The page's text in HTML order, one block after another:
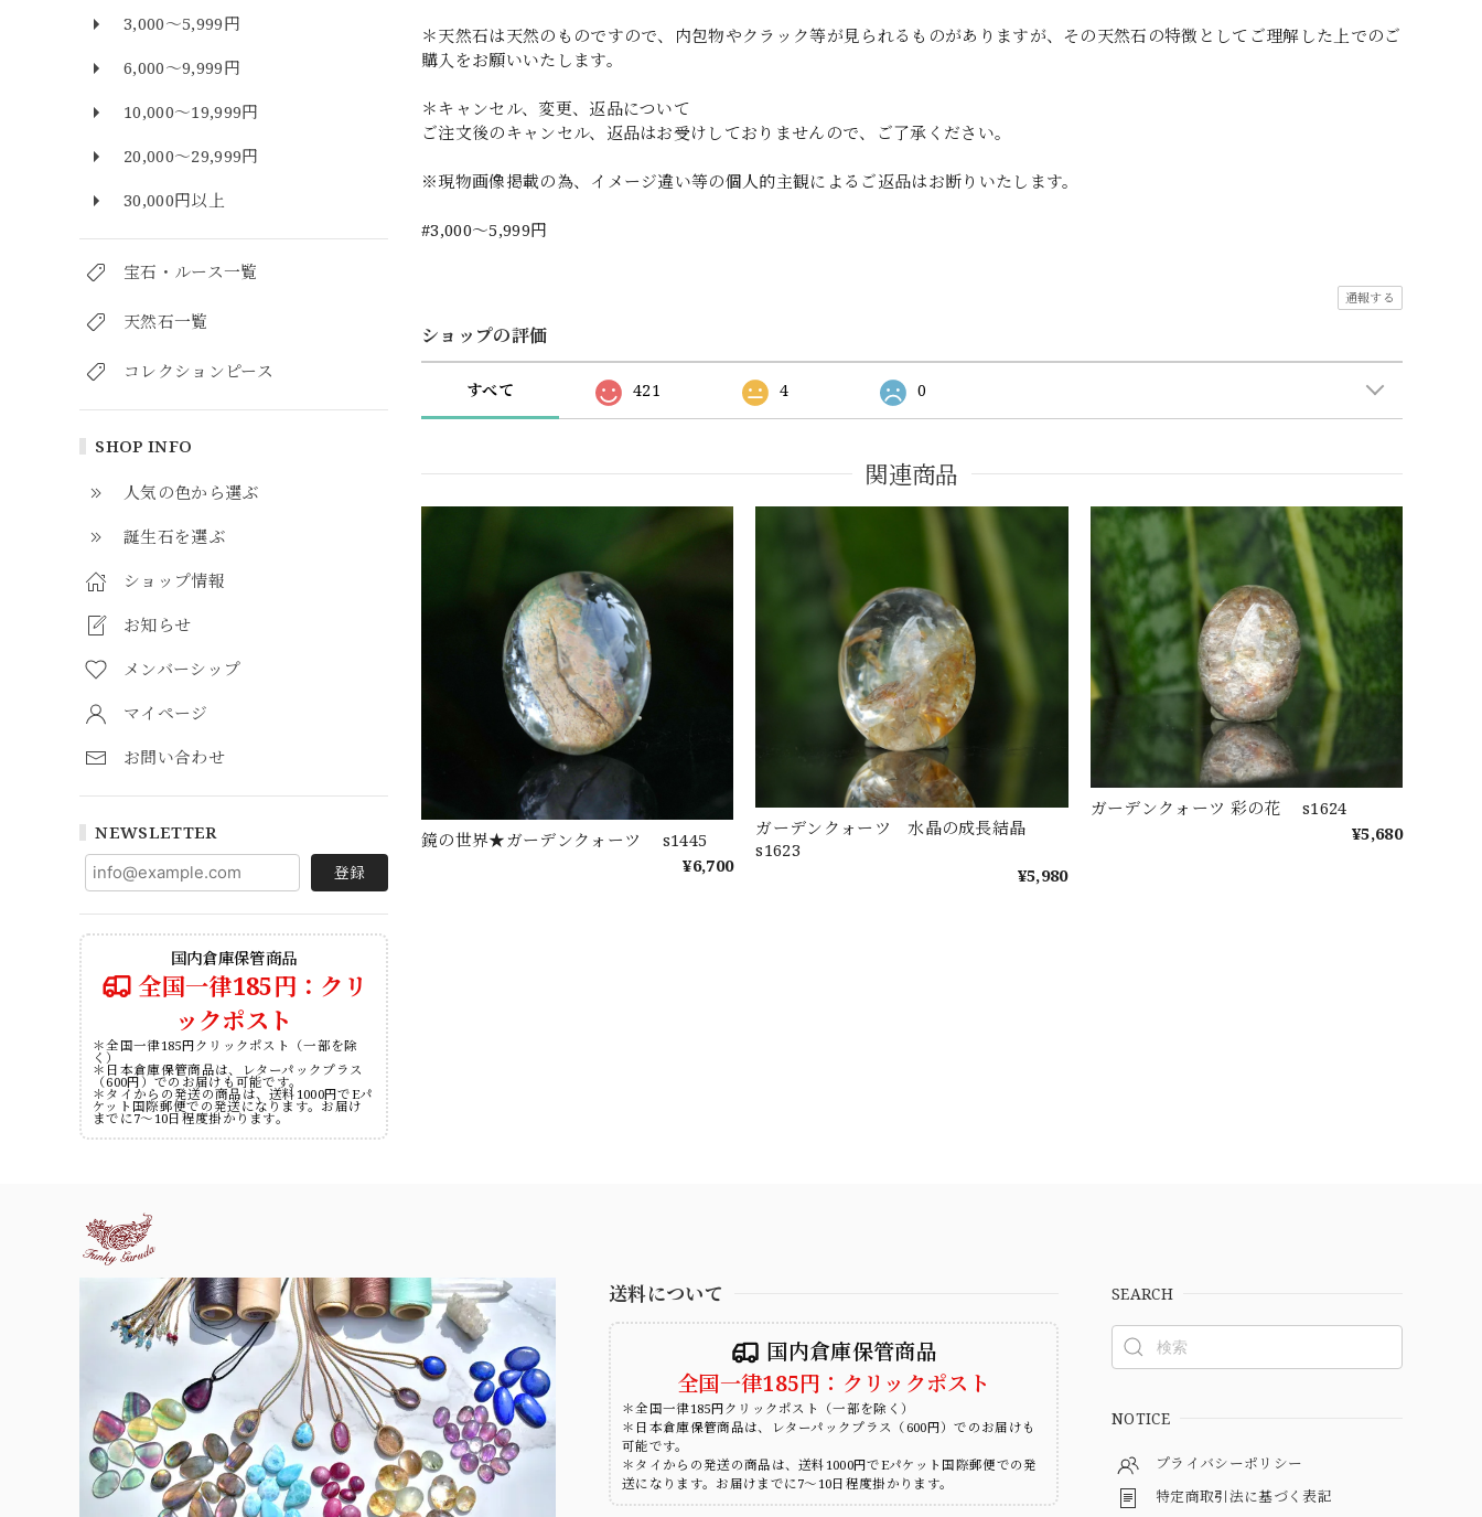
3,000～5,999円
6,000～9,999円
10,000～19,999円
20,000～29,999円
30,000円以上
宝石・ルース一覧
天然石一覧
コレクションピース
SHOP INFO
人気の色から選ぶ
誕生石を選ぶ
ショップ情報
お知らせ
メンバーシップ
マイページ
お問い合わせ
NEWSLETTER
登録
国内倉庫保管商品
全国一律185円：クリ
ックポスト
＊全国一律185円クリックポスト（一部を除
く）
＊日本倉庫保管商品は、レターパックプラス
（600円）でのお届けも可能です。
＊タイからの発送の商品は、送料1000円でEパ
ケット国際郵便での発送になります。お届け
までに7～10日程度掛かります。
＊天然石は天然のものですので、内包物やクラック等が見られるものがありますが、その天然石の特徴としてご理解した上でのご
購入をお願いいたします。
＊キャンセル、変更、返品について
ご注文後のキャンセル、返品はお受けしておりませんので、ご了承ください。
※現物画像掲載の為、イメージ違い等の個人的主観によるご返品はお断りいたします。
#3,000～5,999円
通報する
ショップの評価
すべて 421 4 0
関連商品
鏡の世界★ガーデンクォーツ s1445
¥6,700
ガーデンクォーツ 水晶の成長結晶
s1623
¥5,980
ガーデンクォーツ 彩の花 s1624
¥5,680
送料について
国内倉庫保管商品
全国一律185円：クリックポスト
＊全国一律185円クリックポスト（一部を除く）
＊日本倉庫保管商品は、レターパックプラス（600円）でのお届けも
可能です。
＊タイからの発送の商品は、送料1000円でEパケット国際郵便での発
送になります。お届けまでに7～10日程度掛かります。
SEARCH
NOTICE
プライバシーポリシー
特定商取引法に基づく表記